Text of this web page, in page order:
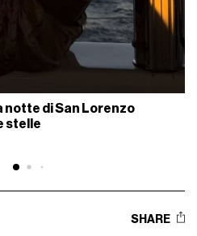
notte di San Lorenzo
stelle
SHARE